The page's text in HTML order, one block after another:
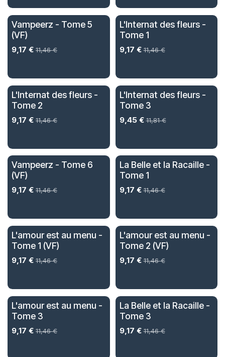
Vampeerz - Tome 5
(VF)
9,17 € 11,46€
L'Internat des fleurs -
Tome 1
9,17 € 11,46€
L'Internat des fleurs -
Tome 2
9,17 € 11,46€
L'Internat des fleurs -
Tome 3
9,45€ 11,81€
Vampeerz - Tome 6
(VF)
9,17 € 11,46€
La Belle et la Racaille -
Tome 1
9,17 € 11,46€
L'amour est au menu -
Tome 1 (VF)
9,17 € 11,46€
L'amour est au menu -
Tome 2 (VF)
9,17 € 11,46€
L'amour est au menu -
Tome 3
9,17 € 11,46€
La Belle et la Racaille -
Tome 3
9,17 € 11,46€